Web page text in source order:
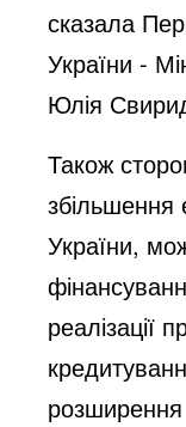
сказала
України -
Юлія
Також
збільшення
України,
реалізації